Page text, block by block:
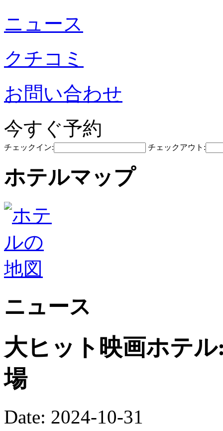
ニュース
クチコミ
お問い合わせ
今すぐ予約
チェックイン: チェックアウト:
ホテルマップ
ニュース
大ヒット映画ホテ
場
Date: 2024-10-31